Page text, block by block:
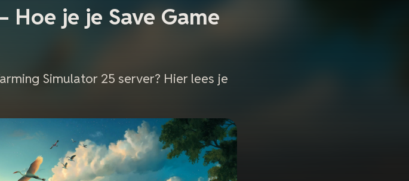
Hoe je je Save Game
Simulator 25 server? Hier lees je